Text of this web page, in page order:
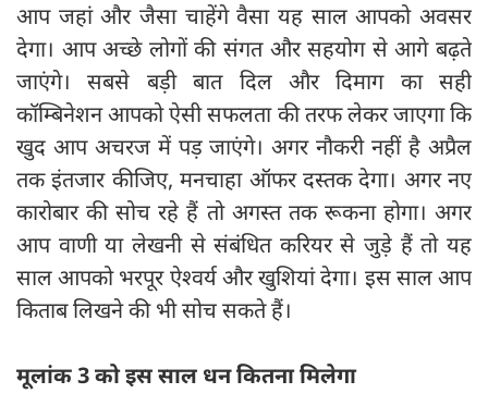
आप जहां और जैसा चाहेंगे वैसा यह साल आपको अवसर
देगा। आप अच्छे लोगों की संगत और सहयोग से आगे बढ़ते
जाएंगे। सबसे बड़ी बात दिल और दिमाग का सही
कॉम्बिनेशन आपको ऐसी सफलता की तरफ लेकर जाएगा कि
खुद आप अचरज में पड़ जाएंगे। अगर नौकरी नहीं है अप्रैल
तक इंतजार कीजिए, मनचाहा ऑफर दस्तक देगा। अगर नए
कारोबार की सोच रहे हैं तो अगस्त तक रूकना होगा। अगर
आप वाणी या लेखनी से संबंधित करियर से जुड़े हैं तो यह
साल आपको भरपूर ऐश्वर्य और खुशियां देगा। इस साल आप
किताब लिखने की भी सोच सकते हैं।
मूलांक 3 को इस साल धन कितना मिलेगा